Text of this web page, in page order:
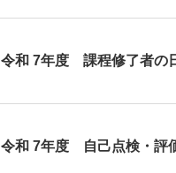
令和 7年度 課程修了者の
令和 7年度 自己点検・評